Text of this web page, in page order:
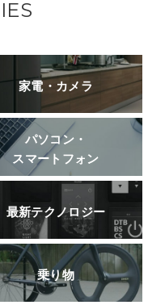
家電・カメラ
パソコン・
スマートフォン
最新テクノロジー
乗り物